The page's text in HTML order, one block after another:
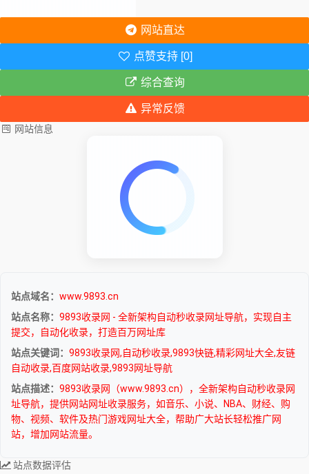
网站直达
点赞支持 [0]
综合查询
异常反馈
网站信息
站点域名： www.9893.cn
站点名称： 9893收录网 - 全新架构自动秒收录网址导航，实现自主
提交，自动化收录，打造百万网址库
站点关键词： 9893收录网,自动秒收录,9893快链,精彩网址大全,友链
自动收录,百度网站收录,9893网址导航
站点描述： 9893收录网（www.9893.cn），全新架构自动秒收录网
址导航，提供网站网址收录服务，如音乐、小说、NBA、财经、购
物、视频、软件及热门游戏网址大全，帮助广大站长轻松推广网
站，增加网站流量。
站点数据评估